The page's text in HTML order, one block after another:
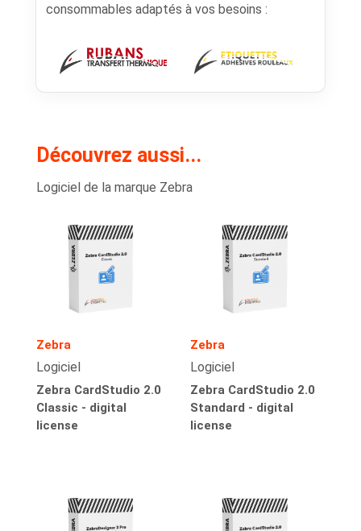
consommables adaptés à vos besoins :
Découvrez aussi...
Logiciel de la marque Zebra
Zebra
Logiciel
Zebra CardStudio 2.0
Classic - digital
license
Zebra
Logiciel
Zebra CardStudio 2.0
Standard - digital
license